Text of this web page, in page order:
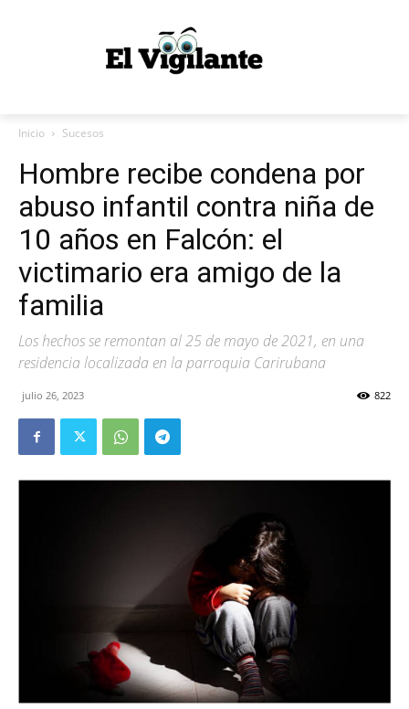
Inicio Sucesos
Hombre recibe condena por
abuso infantil contra niña de
10 años en Falcón: el
victimario era amigo de la
familia
Los hechos se remontan al 25 de mayo de 2021, en una
residencia localizada en la parroquia Carirubana
julio 26, 2023 822